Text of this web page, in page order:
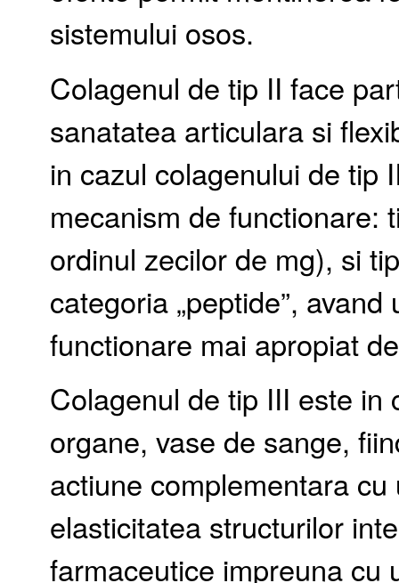
sistemului osos.
Colagenul de tip II face
sanatatea articulara si
in cazul colagenului de tip
mecanism de functionare:
ordinul zecilor de mg), si
categoria „peptide”,
functionare mai apropiat
Colagenul de tip III este in
organe, vase de sange,
actiune complementara
elasticitatea structurilor
farmaceutice impreuna cu